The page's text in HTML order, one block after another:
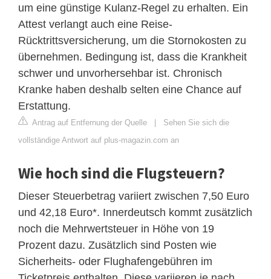
um eine günstige Kulanz-Regel zu erhalten. Ein
Attest verlangt auch eine Reise-
Rücktrittsversicherung, um die Stornokosten zu
übernehmen. Bedingung ist, dass die Krankheit
schwer und unvorhersehbar ist. Chronisch
Kranke haben deshalb selten eine Chance auf
Erstattung.
Antrag auf Entfernung der Quelle | Sehen Sie sich die
vollständige Antwort auf plus-magazin.com an
Wie hoch sind die Flugsteuern?
Dieser Steuerbetrag variiert zwischen 7,50 Euro
und 42,18 Euro*. Innerdeutsch kommt zusätzlich
noch die Mehrwertsteuer in Höhe von 19
Prozent dazu. Zusätzlich sind Posten wie
Sicherheits- oder Flughafengebühren im